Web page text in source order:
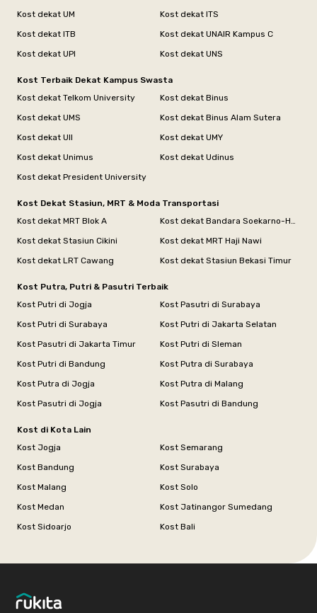
Kost dekat UM
Kost dekat ITS
Kost dekat ITB
Kost dekat UNAIR Kampus C
Kost dekat UPI
Kost dekat UNS
Kost Terbaik Dekat Kampus Swasta
Kost dekat Telkom University
Kost dekat Binus
Kost dekat UMS
Kost dekat Binus Alam Sutera
Kost dekat UII
Kost dekat UMY
Kost dekat Unimus
Kost dekat Udinus
Kost dekat President University
Kost Dekat Stasiun, MRT & Moda Transportasi
Kost dekat MRT Blok A
Kost dekat Bandara Soekarno-Hatta
Kost dekat Stasiun Cikini
Kost dekat MRT Haji Nawi
Kost dekat LRT Cawang
Kost dekat Stasiun Bekasi Timur
Kost Putra, Putri & Pasutri Terbaik
Kost Putri di Jogja
Kost Pasutri di Surabaya
Kost Putri di Surabaya
Kost Putri di Jakarta Selatan
Kost Pasutri di Jakarta Timur
Kost Putri di Sleman
Kost Putri di Bandung
Kost Putra di Surabaya
Kost Putra di Jogja
Kost Putra di Malang
Kost Pasutri di Jogja
Kost Pasutri di Bandung
Kost di Kota Lain
Kost Jogja
Kost Semarang
Kost Bandung
Kost Surabaya
Kost Malang
Kost Solo
Kost Medan
Kost Jatinangor Sumedang
Kost Sidoarjo
Kost Bali